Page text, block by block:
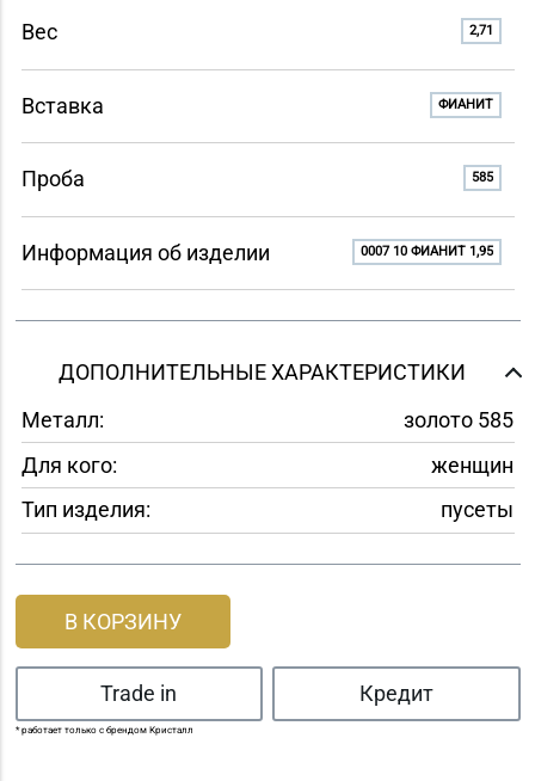
Вес 2,71
Вставка ФИАНИТ
Проба 585
Информация об изделии 0007 10 ФИАНИТ 1,95
ДОПОЛНИТЕЛЬНЫЕ ХАРАКТЕРИСТИКИ
Металл:
золото 585
Для кого:
женщин
Тип изделия:
пусеты
В КОРЗИНУ
Trade in Кредит
* работает только с брендом Кристалл